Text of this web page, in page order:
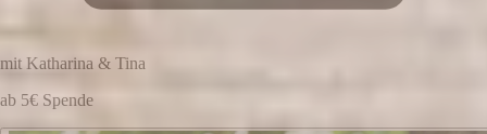
mit Katharina & Tina
ab 5€ Spende